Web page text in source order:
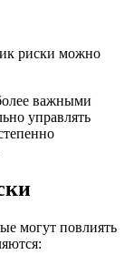
риски можно
важными
управлять
могут повлиять